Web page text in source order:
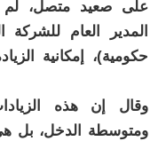
على صعيد متصل، لم
المدير العام للشركة
حكومية)، إمكانية
وقال إن هذه
ومتوسطة الدخل، بل